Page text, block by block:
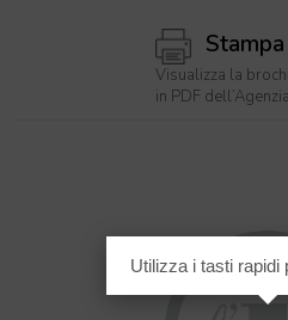
Stampa
Visualizza la
in PDF dell’Agenzia
Utilizza i tasti rapidi